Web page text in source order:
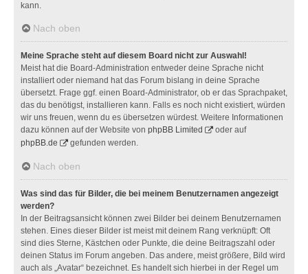
kann.
Nach oben
Meine Sprache steht auf diesem Board nicht zur Auswahl!
Meist hat die Board-Administration entweder deine Sprache nicht
installiert oder niemand hat das Forum bislang in deine Sprache
übersetzt. Frage ggf. einen Board-Administrator, ob er das Sprachpaket,
das du benötigst, installieren kann. Falls es noch nicht existiert, würden
wir uns freuen, wenn du es übersetzen würdest. Weitere Informationen
dazu können auf der Website von phpBB Limited
oder auf
phpBB.de
gefunden werden.
Nach oben
Was sind das für Bilder, die bei meinem Benutzernamen angezeigt
werden?
In der Beitragsansicht können zwei Bilder bei deinem Benutzernamen
stehen. Eines dieser Bilder ist meist mit deinem Rang verknüpft: Oft
sind dies Sterne, Kästchen oder Punkte, die deine Beitragszahl oder
deinen Status im Forum angeben. Das andere, meist größere, Bild wird
auch als „Avatar“ bezeichnet. Es handelt sich hierbei in der Regel um